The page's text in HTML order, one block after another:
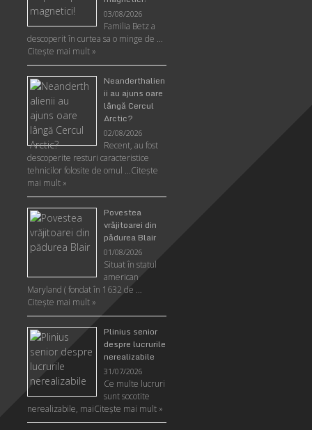
03/08/2026
Familia Betz a
descoperit în curtea sa o minge de …
Citeşte mai mult »
Neanderthalien
ii au ajuns oare
lângă Cercul
Arctic?
02/08/2026
Recent, au fost
descoperite resturi caracteristice
tehnicilor folosite de omul …Citeşte
mai mult »
Povestea
vrăjitoarei din
pădurea Blair
01/08/2026
Situat în statul
american
Maryland ( fondat în 1632 de …
Citeşte mai mult »
Plinius senior
despre lucrurile
nerealizabile
31/07/2026
Ce multe lucruri
sunt socotite
nerealizabile, maiCiteşte mai mult »